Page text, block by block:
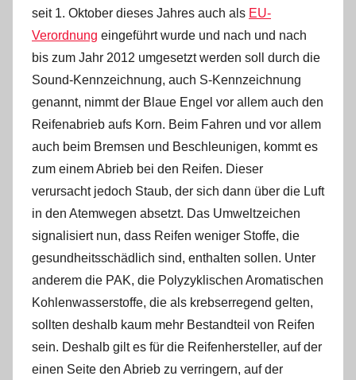
seit 1. Oktober dieses Jahres auch als EU-
Verordnung eingeführt wurde und nach und nach
bis zum Jahr 2012 umgesetzt werden soll durch die
Sound-Kennzeichnung, auch S-Kennzeichnung
genannt, nimmt der Blaue Engel vor allem auch den
Reifenabrieb aufs Korn. Beim Fahren und vor allem
auch beim Bremsen und Beschleunigen, kommt es
zum einem Abrieb bei den Reifen. Dieser
verursacht jedoch Staub, der sich dann über die Luft
in den Atemwegen absetzt. Das Umweltzeichen
signalisiert nun, dass Reifen weniger Stoffe, die
gesundheitsschädlich sind, enthalten sollen. Unter
anderem die PAK, die Polyzyklischen Aromatischen
Kohlenwasserstoffe, die als krebserregend gelten,
sollten deshalb kaum mehr Bestandteil von Reifen
sein. Deshalb gilt es für die Reifenhersteller, auf der
einen Seite den Abrieb zu verringern, auf der